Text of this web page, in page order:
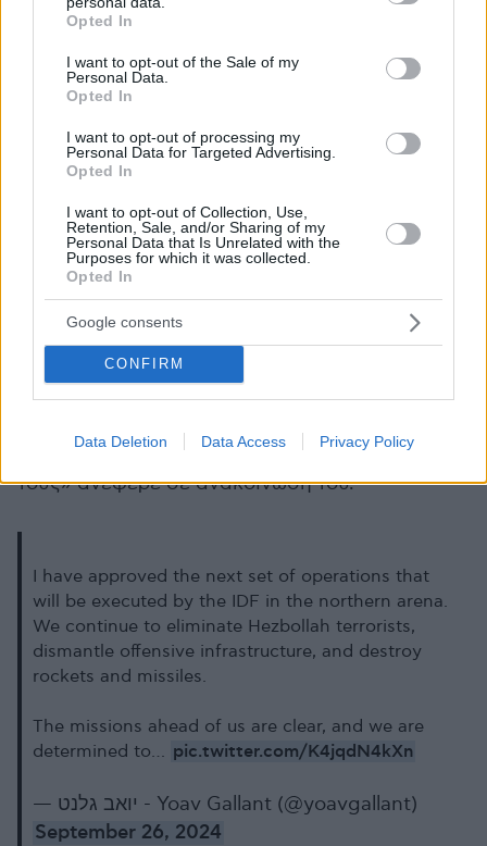
grant or deny consent to Google and its third-party tags to
use your data for below specified purposes in below Google
consent section.
Opted In
I want to opt-out of the Sale of my
Personal Data.
Opted In
I want to opt-out of processing my
Personal Data for Targeted Advertising.
Opted In
I want to opt-out of Collection, Use,
Retention, Sale, and/or Sharing of my
Personal Data that Is Unrelated with the
Purposes for which it was collected.
Opted In
Google consents
CONFIRM
Data Deletion Data Access Privacy Policy
επιχειρήσεων».
«Ο ισραηλινός στρατός συνεχίζει την
στην εξουδετέρωση των τρομοκρατών της
Χεζμπολάχ, τη διάλυση της επιθετικής
ρουκετών και των πυραύλων», δήλωσε ο Γιοάβ
Γκάλαντ προσθέτοντας ότι ο στρατός «θα
συνεχίσει να θέτει εκτός ισορροπίας τη
Χεζμπολάχ και να βαθαίνει την απώλειά της».
«Οι αποστολές που έχουμε μπροστά μας είναι
ξεκάθαρες και είμαστε αποφασισμένοι να
βόρειων κοινοτήτων του Ισραήλ στα σπίτια
τους» ανέφερε σε ανακοίνωσή του.
I have approved the next set of operations that
will be executed by the IDF in the northern arena.
We continue to eliminate Hezbollah terrorists,
dismantle offensive infrastructure, and destroy
rockets and missiles.
The missions ahead of us are clear, and we are
determined to… pic.twitter.com/K4jqdN4kXn
— יואב גלנט - Yoav Gallant (@yoavgallant)
September 26, 2024